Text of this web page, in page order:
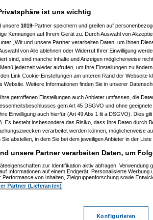
ETWAS hab ihr bekommen.. (
ETWAS hab ihr bekommen..
ETWAS hab ihr bekommen..
monster23
am
ETWAS hab ihr bekommen..
female
am 23.12.2008,
ETWAS hab ihr bekommen..( User6465am
ETWAS hab ihr bekommen..(playazam 23.12.2008,
ETWAS hab ihr bekommen..(Ardjanam 23.12.2008,
ETWAS hab ihr bekommen..(monster23am
ETWAS hab ihr bekommen..(User284am 23.12.2008,
hab ihr bekommen..(Diallam 23.12.2008, 09:01:20)
ETWAS hab ihr bekommen.. (ddrobescham
ETWAS hab ihr bekommen..
ETWAS hab ihr bekommen..(Games2Gameam
ETWAS hab ihr bekommen..( ddrobescham
Welches ETWAS hab ihr bekommen..
(q.e.d.am
Welches ETWAS hab ihr bekommen..
am
Welches ETWAS hab ihr bekommen.. (Games2Game
Welches ETWAS hab ihr bekommen..(q.e.d.am
Re(8): Welches ETWAS hab ihr bekommen..(
ETWAS hab ihr bekommen.. (monster23am
ETWAS hab ihr bekommen.. (Diall am 23.12.2008,
ETWAS hab ihr bekommen..( Madleram 23.12.2008,
ETWAS hab ihr bekommen..(Games2Gameam
am 23.12.2008, 09:12:01)
hab ihr bekommen..
Dimmuam 23.12.2008,
ETWAS hab ihr bekommen..
Games2Gameam
ist uns wichtig
unsere 1019-Partner speichern und greifen auf
Kennungen auf Ihrem Gerät zu. Durch Auswahl von
„Wir und unsere Partner verarbeiten Daten, um Ihnen
von Alle ablehnen oder Widerruf Ihrer Einwilligung
sind, sind manche Inhalte und Anzeigen möglicherweise
jederzeit wieder aufrufen, um Ihre Einstellungen zu
Link Cookie-Einstellungen am unteren Rand der Webseite
Website. Weitere Informationen finden Sie in unserer
getroffenen Einstellungen auch Anbieter umfassen, die
gem Art 45 DSGVO und ohne
Einwilligung auch hierfür (Art 49 Abs 1 lit a DSGVO). Dies
Es besteht insbesondere das Risiko, dass Ihre Daten durch
verarbeitet werden können, möglicherweise
Sie abstellen, in dem Sie bei dem jeweiligen Anbieter in der
unsere Partner verarbeiten Daten, um
zur Identifikation aktiv abfragen. Verwendung
Informationen auf einem Endgerät. Personalisierte Werbung
Performance von Inhalten, Zielgruppenforschung sowie
Partner (Lieferanten)
Konfigurieren